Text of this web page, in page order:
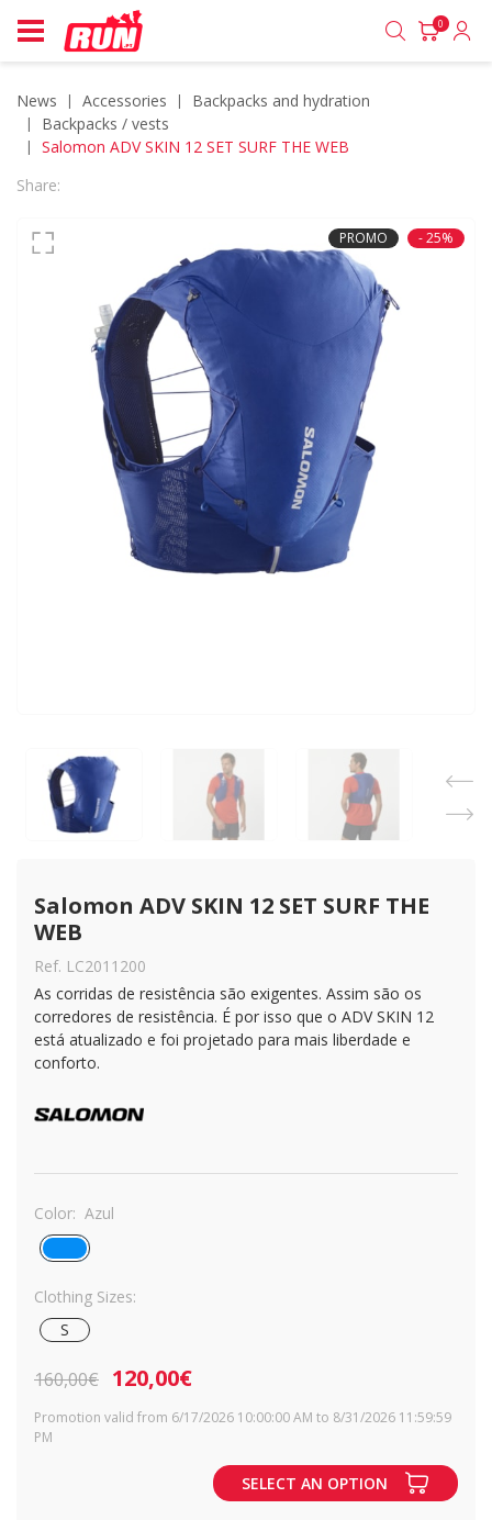
0
News accessories
backpacks and hydration
backpacks / vests
Salomon ADV SKIN 12 SET SURF THE WEB
Share:
PROMO - 25%
Salomon ADV SKIN 12 SET SURF THE
WEB
Ref. LC2011200
As corridas de resistência são exigentes. Assim são os
corredores de resistência. É por isso que o ADV SKIN 12
está atualizado e foi projetado para mais liberdade e
conforto.
Color: Azul
Clothing Sizes:
S
160,00€ 120,00€
Promotion valid from 6/17/2026 10:00:00 AM to 8/31/2026 11:59:59
PM
SELECT AN OPTION